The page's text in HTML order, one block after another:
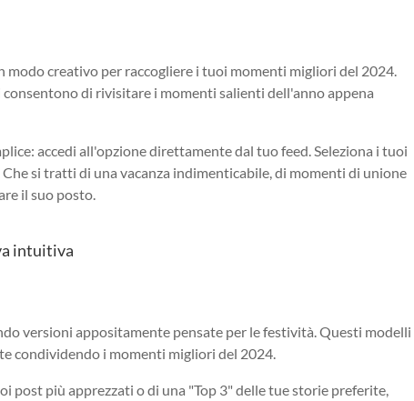
modo creativo per raccogliere i tuoi momenti migliori del 2024.
di rivisitare i momenti salienti dell'anno appena
accedi all'opzione direttamente dal tuo feed. Seleziona i tuoi
si tratti di una vacanza indimenticabile, di momenti di unione
il suo posto.
intuitiva
versioni appositamente pensate per le festività. Questi modelli
condividendo i momenti migliori del 2024.
post più apprezzati o di una "Top 3" delle tue storie preferite,